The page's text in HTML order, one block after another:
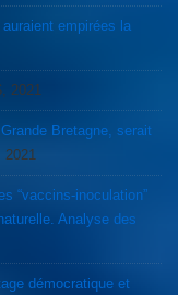
2021
Bretagne, serait
2021
“vaccins-inoculation”
Analyse des
démocratique et